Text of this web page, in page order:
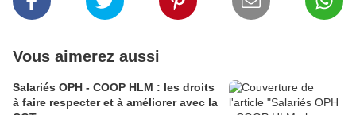
Vous aimerez aussi
Salariés OPH - COOP HLM : les droits
à faire respecter et à améliorer avec la